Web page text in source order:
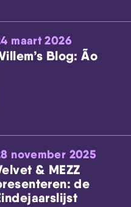
maart 2026
Blog: Ão
november 2025
& MEZZ
de